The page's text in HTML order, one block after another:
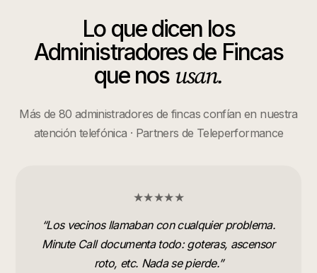
Lo que dicen los
Administradores de Fincas
que nos usan.
Más de 80 administradores de fincas confían en nuestra
atención telefónica · Partners de Teleperformance
★★★★★
“Los vecinos llamaban con cualquier problema.
Minute Call documenta todo: goteras, ascensor
roto, etc. Nada se pierde.”